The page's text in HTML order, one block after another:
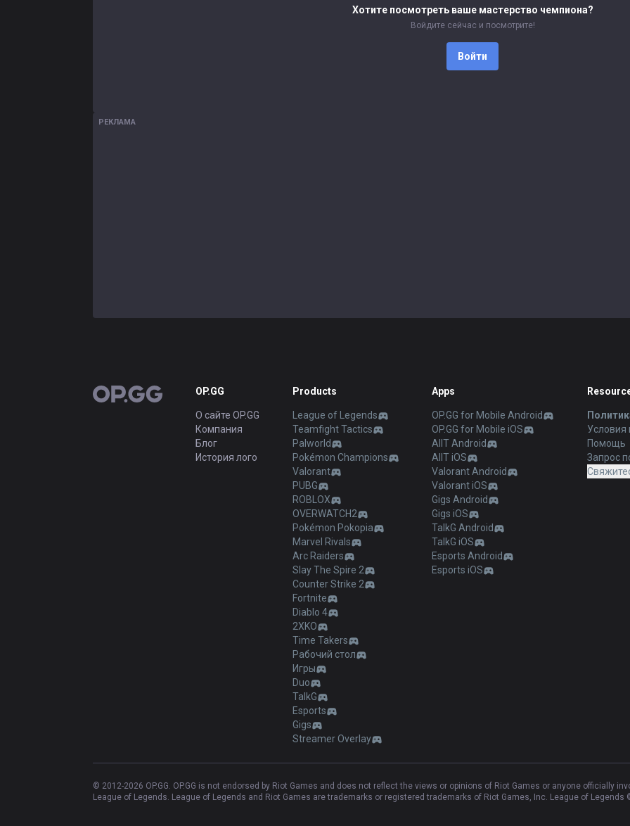
Хотите посмотреть ваше мастерство чемпиона?
Войдите сейчас и посмотрите!
Войти
РЕКЛАМА
OP.GG OP.GG
О сайте OP.GG
Компания
Блог
История лого
Products
League of Legends
Teamfight Tactics
Palworld
Pokémon Champions
Valorant
PUBG
ROBLOX
OVERWATCH2
Pokémon Pokopia
Marvel Rivals
Arc Raiders
Slay The Spire 2
Counter Strike 2
Fortnite
Diablo 4
2XKO
Time Takers
Рабочий стол
Игры
Duo
TalkG
Esports
Gigs
Streamer Overlay
Apps
OP.GG for Mobile Android
OP.GG for Mobile iOS
AllT Android
AllT iOS
Valorant Android
Valorant iOS
Gigs Android
Gigs iOS
TalkG Android
TalkG iOS
Esports Android
Esports iOS
Условия
Помощь
Запрос
© 2012-2026 OP.GG. OP.GG is not endorsed by Riot Games and does not reflect the views or opinions of Riot Games or anyone officially
League of Legends. League of Legends and Riot Games are trademarks or registered trademarks of Riot Games, Inc. League of Legends